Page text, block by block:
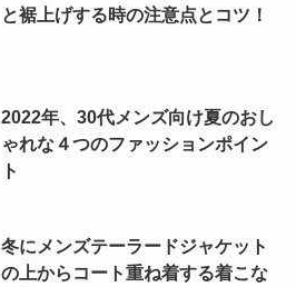
と裾上げする時の注意点とコツ！
2022年、30代メンズ向け夏のおし
ゃれな４つのファッションポイン
ト
冬にメンズテーラードジャケット
の上からコート重ね着する着こな